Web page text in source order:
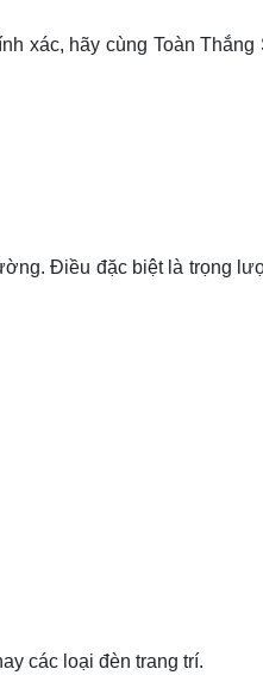
xác, hãy cùng Toàn Thắng
Điều đặc biệt là trọng
các loại đèn trang trí.